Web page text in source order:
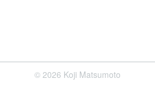
© 2026 Koji Matsumoto